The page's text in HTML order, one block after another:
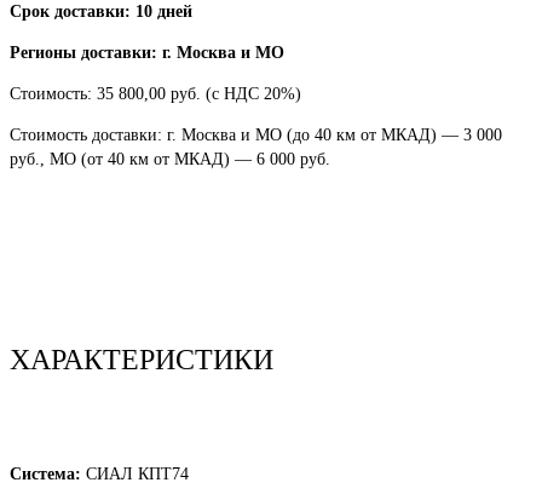
Срок доставки: 10 дней
Регионы доставки: г. Москва и МО
Стоимость: 35 800,00 руб. (с НДС 20%)
Стоимость доставки: г. Москва и МО (до 40 км от МКАД) — 3 000
руб., МО (от 40 км от МКАД) — 6 000 руб.
ХАРАКТЕРИСТИКИ
Система: СИАЛ КПТ74